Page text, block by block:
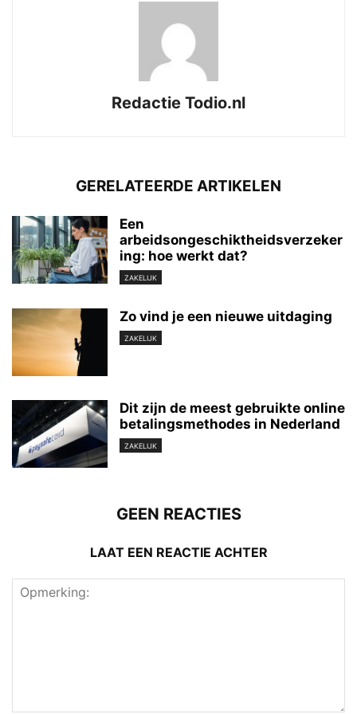
Redactie Todio.nl
GERELATEERDE ARTIKELEN
Een
arbeidsongeschiktheidsverzeker
ing: hoe werkt dat?
ZAKELIJK
Zo vind je een nieuwe uitdaging
ZAKELIJK
Dit zijn de meest gebruikte online
betalingsmethodes in Nederland
ZAKELIJK
GEEN REACTIES
LAAT EEN REACTIE ACHTER